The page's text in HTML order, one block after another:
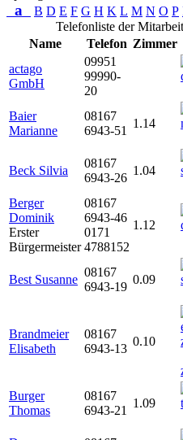
a B D E F G H K L M N O P
Telefonliste der
Name
Telefon Zimmer
actago
GmbH
09951
99990-
20
Baier
Marianne
08167
6943-51
1.14
Beck Silvia
08167
6943-26
1.04
Berger
Dominik
Erster
Bürgermeister
08167
6943-46
0171
4788152
1.12
Best Susanne
08167
6943-19
0.09
Brandmeier
Elisabeth
08167
6943-13
0.10
Burger
Thomas
08167
6943-21
1.09